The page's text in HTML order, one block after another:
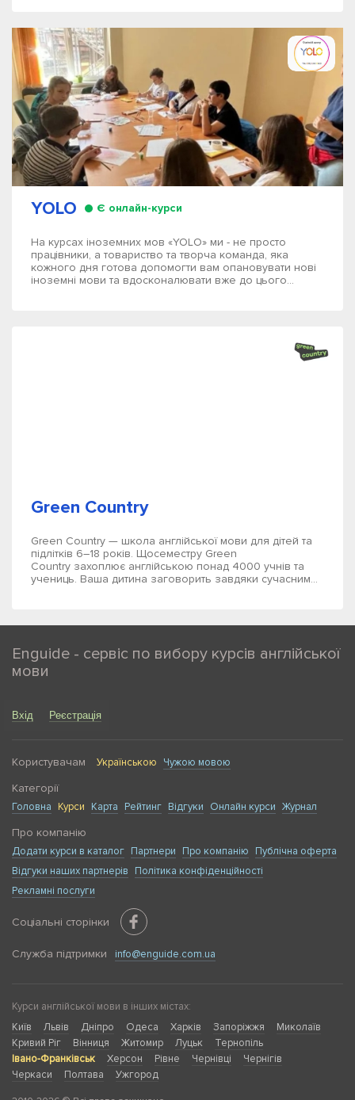
YOLO Є онлайн-курси
На курсах іноземних мов «YOLO» ми - не просто
працівники, а товариство та творча команда, яка
кожного дня готова допомогти вам опановувати нові
іноземні мови та вдосконалювати вже до цього...
Green Country
Green Country — школа англійської мови для дітей та
підлітків 6–18 років. Щосеместру Green
Country захоплює англійською понад 4000 учнів та
учениць. Ваша дитина заговорить завдяки сучасним...
Enguide - сервіс по вибору курсів англійської
мови
Вхід Реєстрація
Користувачам Українською Чужою мовою
Категорії
Головна Курси Карта Рейтинг Відгуки Онлайн курси Журнал
Про компанію
Додати курси в каталог Партнери Про компанію
Публічна оферта
Відгуки наших партнерів
Політика конфіденційності
Рекламні послуги
Соціальні сторінки
Служба підтримки info@enguide.com.ua
Курси англійської мови в інших містах:
Київ
Львів Дніпро Одеса Харків Запоріжжя
Миколаїв
Кривий Ріг
Вінниця Житомир Луцьк
Тернопіль
Івано-Франківськ
Херсон Рівне Чернівці
Чернігів
Черкаси
Полтава Ужгород